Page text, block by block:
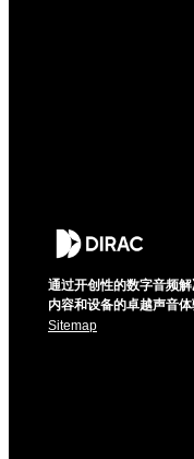
通过开创性的数字音频
内容和设备的卓越声音
Sitemap